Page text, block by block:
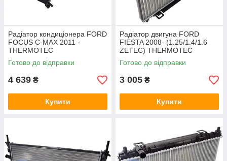
Радіатор кондиціонера FORD
FOCUS C-MAX 2011 -
THERMOTEC
Готово до відправки
4 639 ₴
Купити
Радіатор двигуна FORD
FIESTA 2008- (1.25/1.4/1.6
ZETEC) THERMOTEC
Готово до відправки
3 005 ₴
Купити